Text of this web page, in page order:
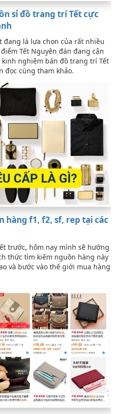
sỉ đồ trang trí Tết cực
đang là lựa chọn của rất nhiều
Tết Nguyên đán đang cận
nghiệm bán đồ trang trí Tết
đọc cùng tham khảo.
hàng f1, f2, sf, rep tại các
trước, hôm nay mình sẽ hướng
thức tìm kiếm nguồn hàng này
và bước vào thế giới mua hàng